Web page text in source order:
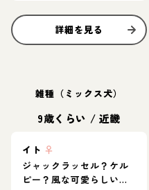
詳細を見る
雑種（ミックス犬）
9歳くらい / 近畿
イト ♀
ジャックラッセル？ケル
ピー？風な可愛らしいイ